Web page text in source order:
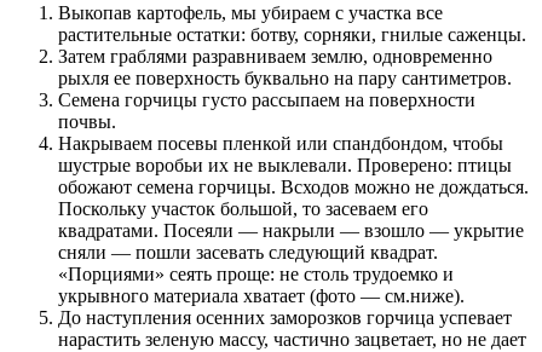
Выкопав картофель, мы убираем с участка все
растительные остатки: ботву, сорняки, гнилые саженцы.
Затем граблями разравниваем землю, одновременно
рыхля ее поверхность буквально на пару сантиметров.
Семена горчицы густо рассыпаем на поверхности
почвы.
Накрываем посевы пленкой или спандбондом, чтобы
шустрые воробьи их не выклевали. Проверено: птицы
обожают семена горчицы. Всходов можно не дождаться.
Поскольку участок большой, то засеваем его
квадратами. Посеяли — накрыли — взошло — укрытие
сняли — пошли засевать следующий квадрат.
«Порциями» сеять проще: не столь трудоемко и
укрывного материала хватает (фото — см.ниже).
До наступления осенних заморозков горчица успевает
нарастить зеленую массу, частично зацветает, но не дает